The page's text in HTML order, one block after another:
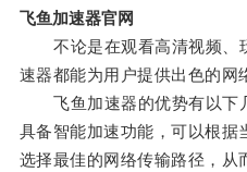
飞鱼加速器官网
不论是在观看高清视频、
速器都能为用户提供出色的网
飞鱼加速器的优势有以下
具备智能加速功能，可以根据
选择最佳的网络传输路径，从